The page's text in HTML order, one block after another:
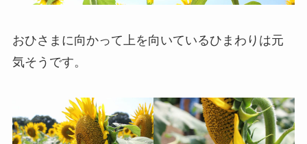
おひさまに向かって上を向いているひまわりは元
気そうです。